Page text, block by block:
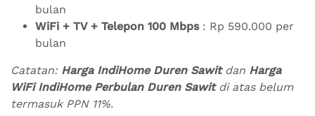
bulan
WiFi + TV + Telepon 100 Mbps: Rp 590.000 per
bulan
Catatan: Harga IndiHome Duren Sawitdan Harga
WiFi IndiHome Perbulan Duren Sawitdi atas belum
termasuk PPN 11%.